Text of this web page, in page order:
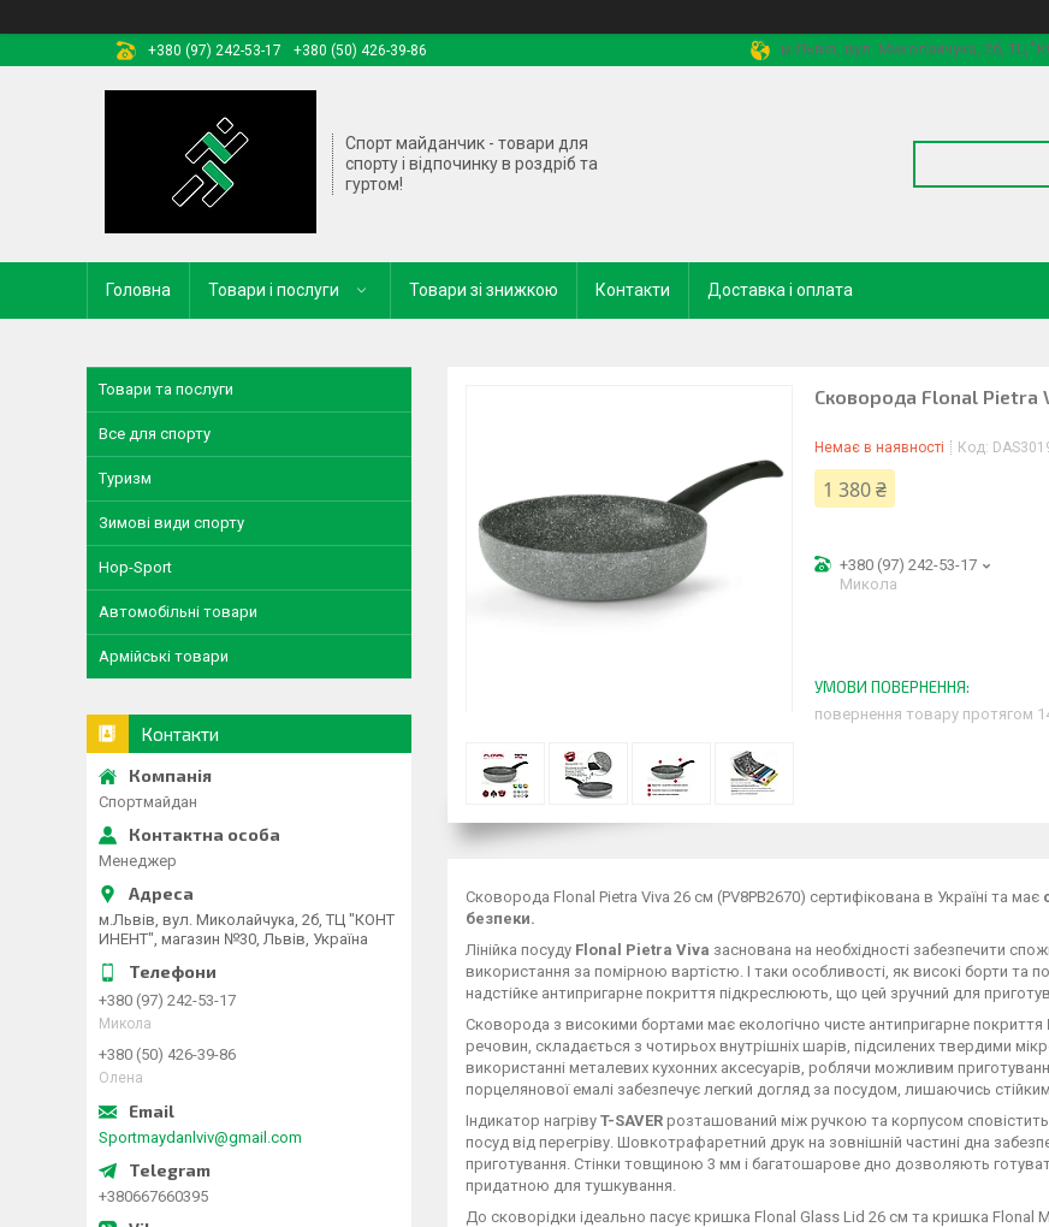
+380 (97) 242-53-17
+380 (50) 426-39-86 м.Львів, вул. Миколайчука, 2б, ТЦ
Спорт майданчик - товари для
спорту і відпочинку в роздріб та
гуртом!
Головна Товари і послуги Товари зі знижкою Контакти Доставка і оплата
Сковорода Flonal Pietra
Немає в наявності Код:
1 380 ₴
+380 (97) 242-53-17
Микола
повернення товару протягом
Сковорода Flonal Pietra Viva 26 см (PV8PB2670) сертифікована в Україні та має
безпеки.
Лінійка посуду Flonal Pietra Viva заснована на необхідності забезпечити
використання за помірною вартістю. І таки особливості, як високі борти та
надстійке антипригарне покриття підкреслюють, що цей зручний для
Сковорода з високими бортами має екологічно чисте антипригарне покриття
речовин, складається з чотирьох внутрішніх шарів, підсилених твердими
використанні металевих кухонних аксесуарів, роблячи можливим
порцелянової емалі забезпечує легкий догляд за посудом, лишаючись
Індикатор нагріву T-SAVER розташований між ручкою та корпусом
посуд від перегріву. Шовкотрафаретний друк на зовнішній частині дна
приготування. Стінки товщиною 3 мм і багатошарове дно дозволяють
придатною для тушкування.
До сковорідки ідеально пасує кришка Flonal Glass Lid 26 см та кришка Flonal
Товари та послуги
Все для спорту
Туризм
Зимові види спорту
Hop-Sport
Автомобільні товари
Армійські товари
Контакти
Спортмайдан
Менеджер
м.Львів, вул. Миколайчука, 2б, ТЦ "КОНТ
ИНЕНТ", магазин №30, Львів, Україна
+380 (97) 242-53-17
Микола
+380 (50) 426-39-86
Олена
Sportmaydanlviv@gmail.com
+380667660395